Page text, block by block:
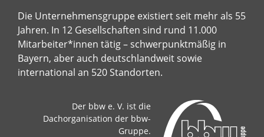
Die Unternehmensgruppe existiert seit mehr als 55
Jahren. In 12 Gesellschaften sind rund 11.000
Mitarbeiter*innen tätig – schwerpunktmäßig in
Bayern, aber auch deutschlandweit sowie
international an 520 Standorten.
Der bbw e. V. ist die
Dachorganisation der bbw-
Gruppe.